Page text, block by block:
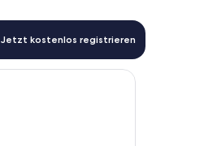
Jetzt kostenlos registrieren